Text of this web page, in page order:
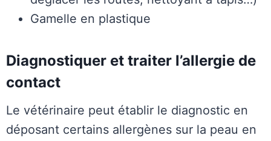
Gamelle en plastique
Diagnostiquer et traiter l’allergie de
contact
Le vétérinaire peut établir le diagnostic en
déposant certains allergènes sur la peau en